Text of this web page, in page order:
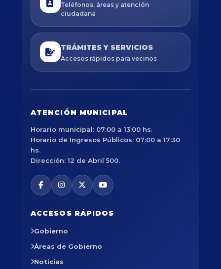
Teléfonos, áreas y atención
ciudadana
TRÁMITES Y SERVICIOS
Accesos rápidos para vecinos
ATENCIÓN MUNICIPAL
Horario municipal: 07:00 a 13:00 hs.
Horario de Ingresos Públicos: 07:00 a 17:30
hs.
Dirección: 12 de Abril 500.
ACCESOS RÁPIDOS
Gobierno
Áreas de Gobierno
Noticias